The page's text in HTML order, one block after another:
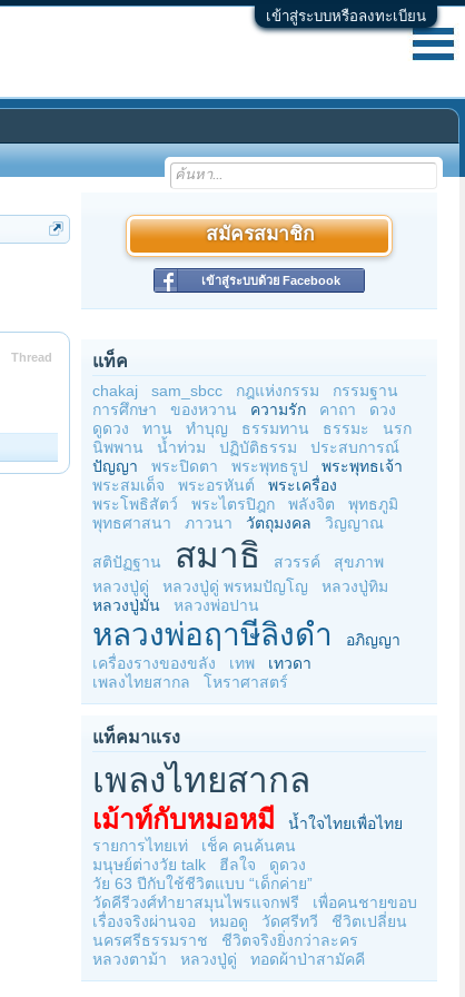
เข้าสู่ระบบหรือลงทะเบียน
Thread
สมัครสมาชิก
เข้าสู่ระบบด้วย Facebook
แท็ค
chakaj sam_sbcc กฎแห่งกรรม
กรรมฐาน
การศึกษา
ของหวาน ความรัก คาถา
ดวง
ดูดวง
ทาน ทำบุญ ธรรมทาน ธรรมะ
นรก
นิพพาน
น้ำท่วม ปฏิบัติธรรม
ประสบการณ์
ปัญญา
พระปิดตา พระพุทธรูป
พระพุทธเจ้า
พระสมเด็จ
พระอรหันต์
พระเครื่อง
พระโพธิสัตว์
พระไตรปิฎก พลังจิต
พุทธภูมิ
พุทธศาสนา
ภาวนา วัตถุมงคล วิญญาณ
สติปัฏฐาน สมาธิ สวรรค์
สุขภาพ
หลวงปู่ดู่
หลวงปู่ดู่ พรหมปัญโญ
หลวงปู่ทิม
หลวงปู่มั่น
หลวงพ่อปาน
หลวงพ่อฤาษีลิงดำ
อภิญญา
เครื่องรางของขลัง
เทพ
เทวดา
เพลงไทยสากล
โหราศาสตร์
แท็คมาแรง
เพลงไทยสากล
เม้าท์กับหมอหมี
น้ำใจไทยเพื่อไทย
รายการไทยเท่
เช็ค คนค้นฅน
มนุษย์ต่างวัย talk
ฮีลใจ
ดูดวง
วัย 63 ปีกับใช้ชีวิตแบบ “เด็กค่าย”
วัดคีรีวงศ์ทำยาสมุนไพรแจกฟรี
เพื่อคนชายขอบ
เรื่องจริงผ่านจอ
หมอดู วัดศรีทวี
ชีวิตเปลี่ยน
นครศรีธรรมราช
ชีวิตจริงยิ่งกว่าละคร
หลวงตาม้า
หลวงปู่ดู่ ทอดผ้าป่าสามัคคี